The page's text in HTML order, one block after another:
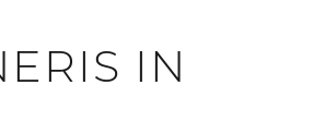
IN